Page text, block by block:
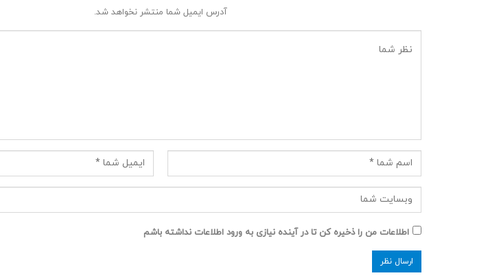
آدرس ایمیل شما منتشر نخواهد شد.
اطلاعات من را ذخیره کن تا در آینده نیازی به ورود اطلاعات نداشته باشم